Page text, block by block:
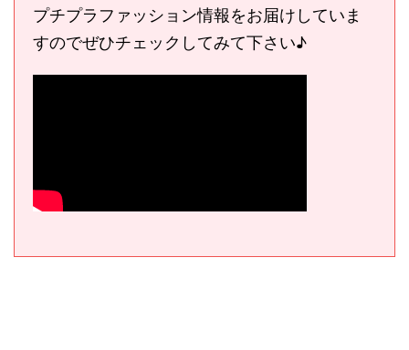
プチプラファッション情報をお届けしていま
すのでぜひチェックしてみて下さい♪